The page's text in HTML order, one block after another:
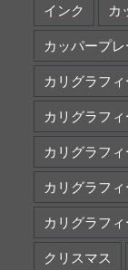
インク カ
カッパープ
カリグラフ
カリグラフ
カリグラフ
カリグラフ
カリグラフ
クリスマス